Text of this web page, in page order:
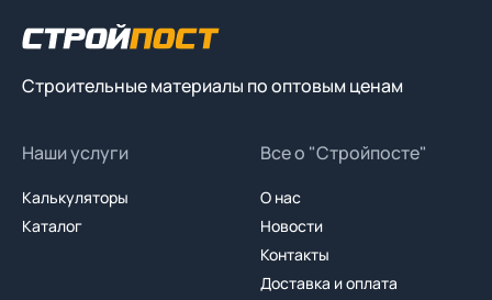
Строительные материалы по оптовым ценам
Наши услуги
Калькуляторы
Каталог
Все о "Стройпосте"
О нас
Новости
Контакты
Доставка и оплата